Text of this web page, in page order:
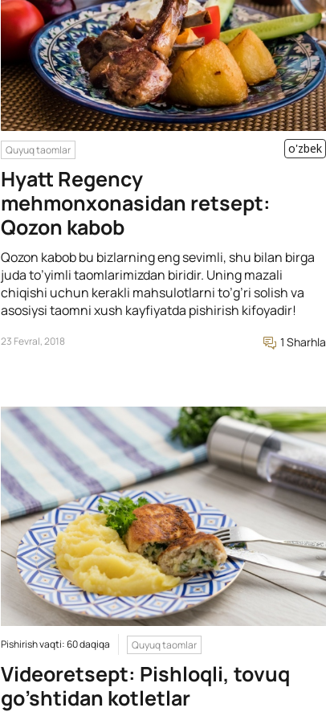
Quyuq taomlar o'zbek
Hyatt Regency
mehmonxonasidan retsept:
Qozon kabob
Qozon kabob bu bizlarning eng sevimli, shu bilan birga
juda to’yimli taomlarimizdan biridir. Uning mazali
chiqishi uchun kerakli mahsulotlarni to’g’ri solish va
asosiysi taomni xush kayfiyatda pishirish kifoyadir!
23 Fevral, 2018 1
Pishirish vaqti: 60 daqiqa Quyuq taomlar
Videoretsept: Pishloqli, tovuq
go’shtidan kotletlar